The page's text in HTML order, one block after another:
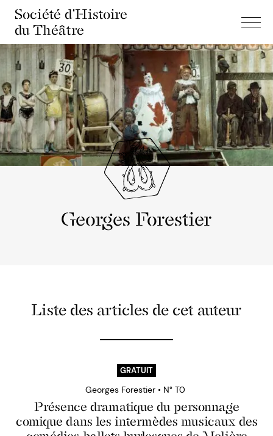
Société d'Histoire
du Théâtre
Georges Forestier
Liste des articles de cet auteur
GRATUIT
Georges Forestier • N° T0
Présence dramatique du personnage
comique dans les intermèdes musicaux des